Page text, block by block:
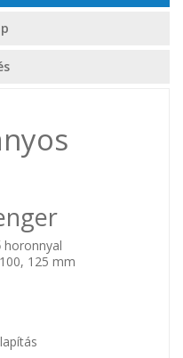
horonnyal
125 mm